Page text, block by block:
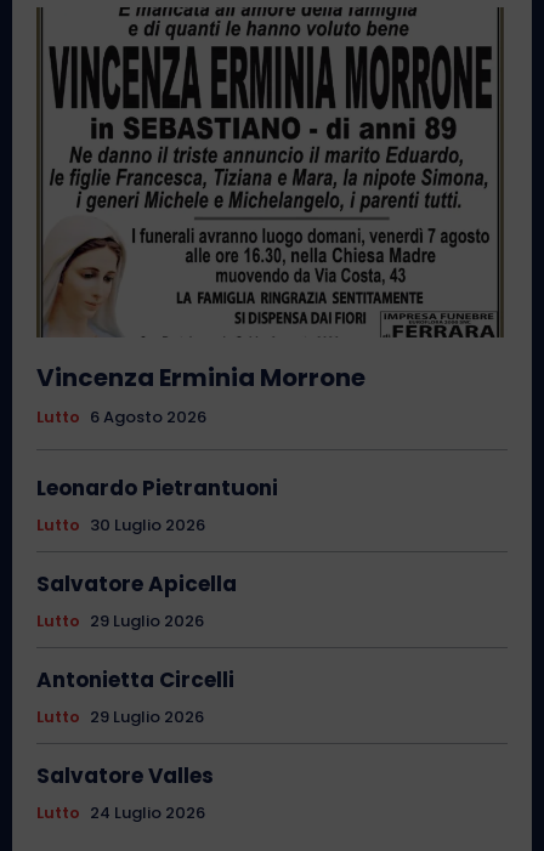
Vincenza Erminia Morrone
Lutto 6 Agosto 2026
Leonardo Pietrantuoni
Lutto 30 Luglio 2026
Salvatore Apicella
Lutto 29 Luglio 2026
Antonietta Circelli
Lutto 29 Luglio 2026
Salvatore Valles
Lutto 24 Luglio 2026